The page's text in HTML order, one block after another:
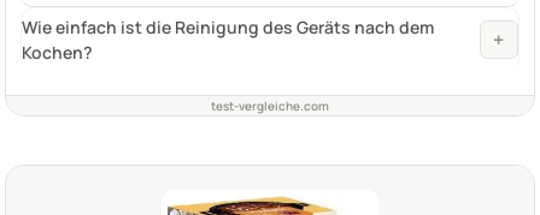
Wie einfach ist die Reinigung des Geräts nach dem
Kochen?
+
test-vergleiche.com